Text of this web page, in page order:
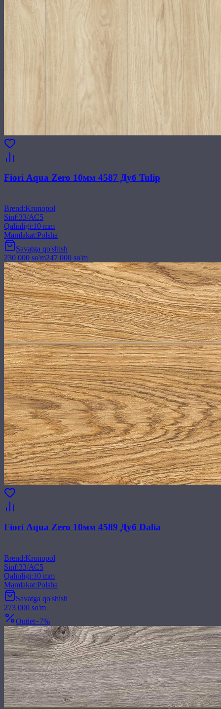
Fiori Aqua Zero 10мм 4587 Дуб Tulip
Brend:Kronopol
Sinf:33/АС5
Qalinligi:10 mm
Mamlakat:Polsha
Savatga qo'shish
230 000 so'm247 000 so'm
Fiori Aqua Zero 10мм 4589 Дуб Dalia
Brend:Kronopol
Sinf:33/АС5
Qalinligi:10 mm
Mamlakat:Polsha
Savatga qo'shish
273 000 so'm
Outlet−7%